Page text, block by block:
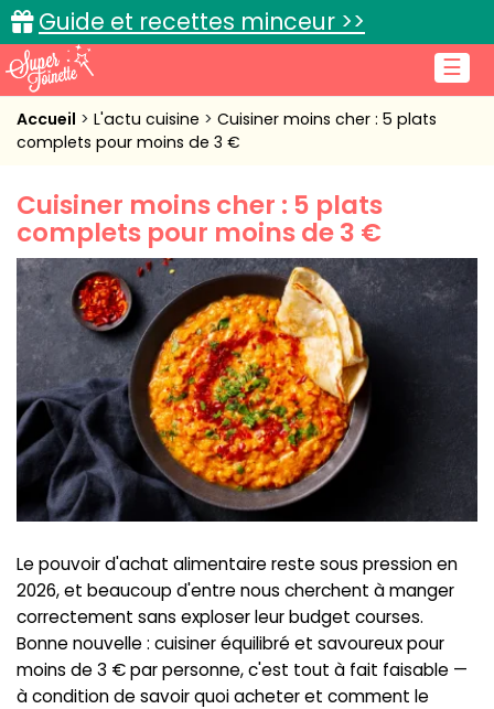
☰
Guide et recettes minceur >>
Accueil
Cuisine pratique
L'actu cuisine
Connexion
Accueil L'actu cuisine
Cuisiner moins cher : 5 plats
complets pour moins de 3 €
Cuisiner moins cher : 5 plats
complets pour moins de 3 €
Le pouvoir d'achat alimentaire reste sous pression en
2026, et beaucoup d'entre nous cherchent à manger
correctement sans exploser leur budget courses.
Bonne nouvelle : cuisiner équilibré et savoureux pour
moins de 3 € par personne, c'est tout à fait faisable —
à condition de savoir quoi acheter et comment le